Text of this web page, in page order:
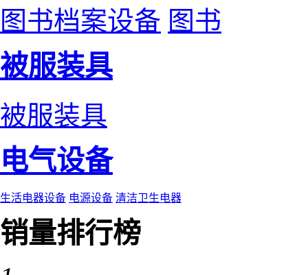
图书档案设备 图书
被服装具
被服装具
电气设备
生活电器设备 电源设备 清洁卫生电器
销量排行榜